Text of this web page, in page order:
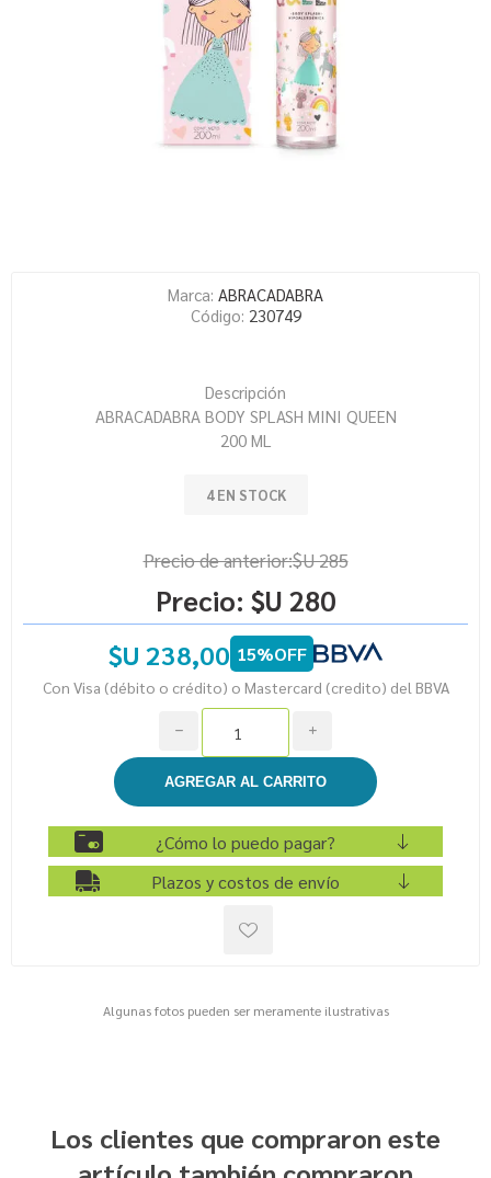
Marca: ABRACADABRA
Código: 230749
Descripción
ABRACADABRA BODY SPLASH MINI QUEEN
200 ML
4 EN STOCK
Precio de anterior:$U 285
Precio: $U 280
$U 238,00 15%OFF
Con Visa (débito o crédito) o Mastercard (credito) del BBVA
i
h
¿Cómo lo puedo pagar?
Plazos y costos de envío
Algunas fotos pueden ser meramente ilustrativas
Los clientes que compraron este